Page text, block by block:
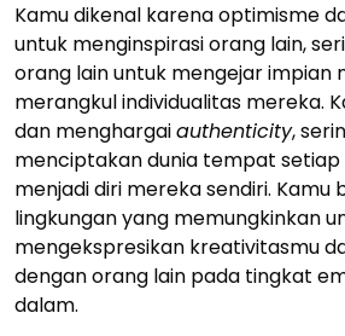
Kamu dikenal karena optimisme
untuk menginspirasi orang lain,
orang lain untuk mengejar impian
merangkul individualitas mereka.
dan menghargaiauthenticity,
menciptakan dunia tempat
menjadi diri mereka sendiri.
lingkungan yang memungkinkan
mengekspresikan kreativitasmu
dengan orang lain pada tingkat
dalam.